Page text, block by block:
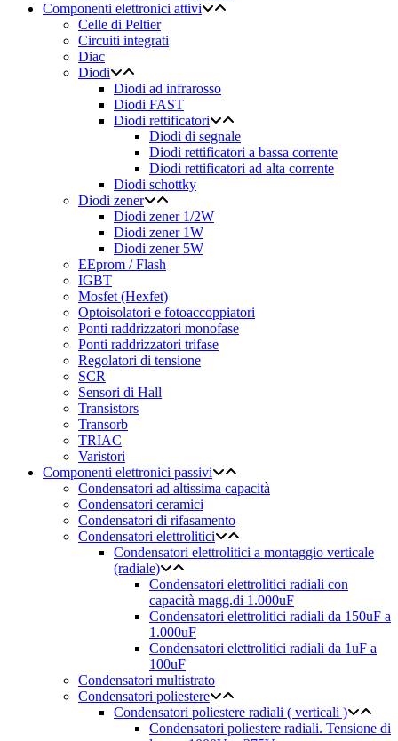
Componenti elettronici attivi
Celle di Peltier
Circuiti integrati
Diac
Diodi
Diodi ad infrarosso
Diodi FAST
Diodi rettificatori
Diodi di segnale
Diodi rettificatori a bassa corrente
Diodi rettificatori ad alta corrente
Diodi schottky
Diodi zener
Diodi zener 1/2W
Diodi zener 1W
Diodi zener 5W
EEprom / Flash
IGBT
Mosfet (Hexfet)
Optoisolatori e fotoaccoppiatori
Ponti raddrizzatori monofase
Ponti raddrizzatori trifase
Regolatori di tensione
SCR
Sensori di Hall
Transistors
Transorb
TRIAC
Varistori
Componenti elettronici passivi
Condensatori ad altissima capacità
Condensatori ceramici
Condensatori di rifasamento
Condensatori elettrolitici
Condensatori elettrolitici a montaggio verticale
(radiale)
Condensatori elettrolitici radiali con
capacità magg.di 1.000uF
Condensatori elettrolitici radiali da 150uF a
1.000uF
Condensatori elettrolitici radiali da 1uF a
100uF
Condensatori multistrato
Condensatori poliestere
Condensatori poliestere radiali ( verticali )
Condensatori poliestere radiali. Tensione di